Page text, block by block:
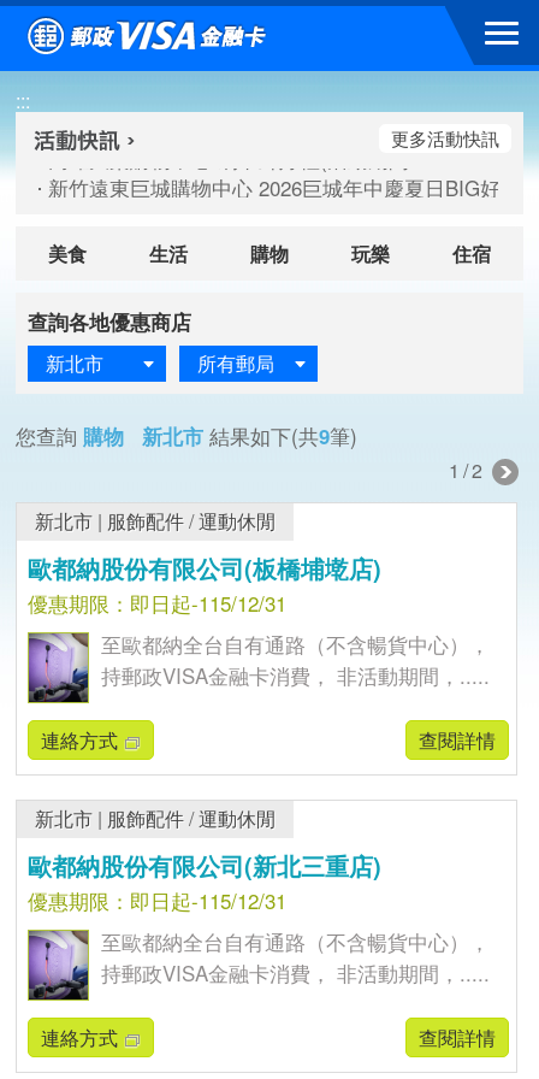
跳到主要內容區塊
:::
高雄大樂購物中心 刷卡郵好禮(活動期間：115/08/07-
臺北三創生活 有點東西第2波 刷卡郵好禮(活動期間：
高雄大樂購物中心 刷卡郵好禮(活動期間：115/08/07-
新竹遠東巨城購物中心 2026巨城年中慶夏日BIG好刷(
更多活動快訊
美食 生活 購物 玩樂 住宿
查詢各地優惠商店
新北市 所有郵局
您查詢 購物 新北市 結果如下(共9筆)
1/2
新北市 | 服飾配件/運動休閒
歐都納股份有限公司(板橋埔墘店)
優惠期限：即日起-115/12/31
至歐都納全台自有通路（不含暢貨中心），
持郵政VISA金融卡消費， 非活動期間，.....
連絡方式 查閱詳情
新北市 | 服飾配件/運動休閒
歐都納股份有限公司(新北三重店)
優惠期限：即日起-115/12/31
至歐都納全台自有通路（不含暢貨中心），
持郵政VISA金融卡消費， 非活動期間，.....
連絡方式 查閱詳情